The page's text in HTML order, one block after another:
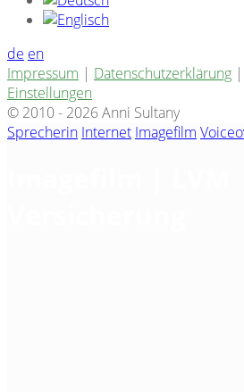
de en
Impressum | Datenschutzerklärung |
Einstellungen
© 2010 - 2026 Anni Sultany
Sprecherin Internet Imagefilm